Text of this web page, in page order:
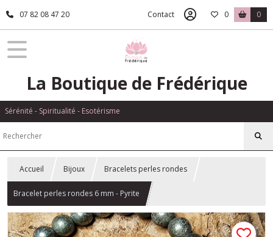
07 82 08 47 20 Contact 0 0
La Boutique de Frédérique
Sérénité - Spiritualité - Esotérisme
Accueil Bijoux Bracelets perles rondes
Bracelet perles rondes 6 mm - Pyrite